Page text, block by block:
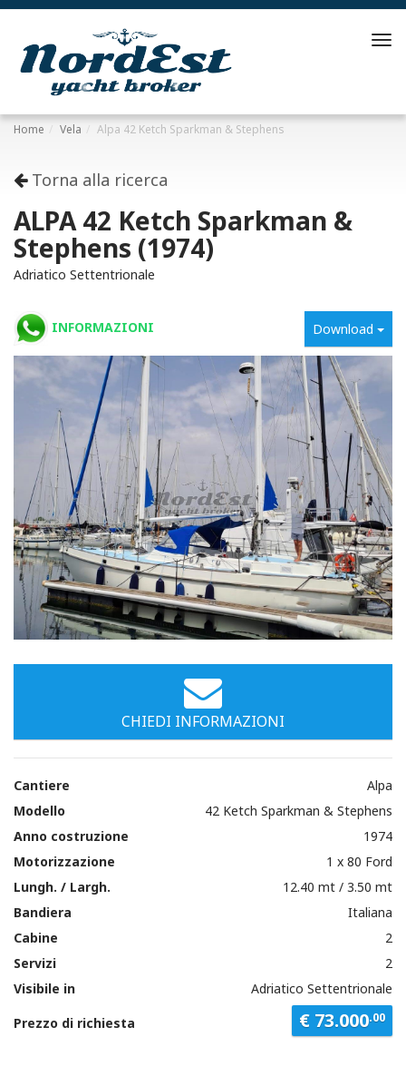
Home Vela Alpa 42 Ketch Sparkman & Stephens
Torna alla ricerca
ALPA 42 Ketch Sparkman &
Stephens (1974)
Adriatico Settentrionale
INFORMAZIONI Download
Immagini
CHIEDI INFORMAZIONI
Cantiere
Alpa
Modello
42 Ketch Sparkman & Stephens
Anno costruzione
1974
Motorizzazione
1 x 80 Ford
Lungh. / Largh.
12.40 mt / 3.50 mt
Bandiera
Italiana
Cabine
2
Servizi
2
Visibile in
Adriatico Settentrionale
Prezzo di richiesta
€ 73.000.00